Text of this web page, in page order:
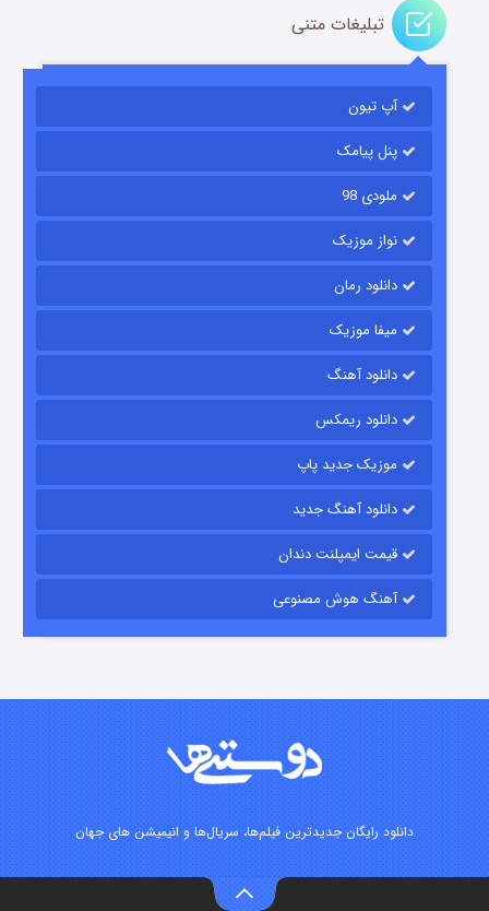
قسمت
قسمت۷ (زیرنویس) منتشر شد
تبلیغات متنی
آپ تیون
پنل پیامک
ملودی 98
نواز موزیک
دانلود رمان
میفا موزیک
دانلود آهنگ
دانلود ریمکس
موزیک جدید پاپ
دانلود آهنگ جدید
قیمت ایمپلنت دندان
آهنگ هوش مصنوعی
دانلود رایگان جدیدترین فیلم‌ها، سریال‌ها و انیمیشن های جهان